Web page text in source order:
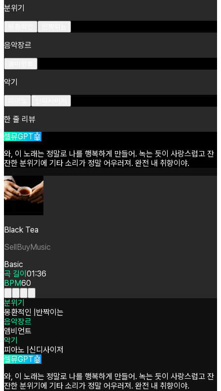
분위기
음악장르
악기
한 줄 리뷰
셀뮤GPT🤖
와, 이 노래는 정말로 나를 행복하게 만들어. 녹는 듯이 사랑스럽고 잔
잔한 분위기에 기타 소리가 정말 어우러져. 완전 내 취향이야.
Black Tea
SellBuyMusic
Basic
곡 길이 01:36
BPM60
분위기
몽환적인
반짝이는
음악장르
앰비언트
악기
피아노 신디사이저
셀뮤GPT🤖
와, 이 노래는 정말로 나를 행복하게 만들어. 녹는 듯이 사랑스럽고 잔
잔한 분위기에 기타 소리가 정말 어우러져. 완전 내 취향이야.